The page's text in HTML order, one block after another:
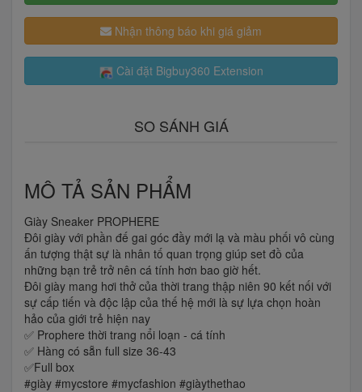
Nhận thông báo khi giá giảm
Cài đặt Bigbuy360 Extension
SO SÁNH GIÁ
MÔ TẢ SẢN PHẨM
Giày Sneaker PROPHERE
Đôi giày với phần đế gai góc đầy mới lạ và màu phối vô cùng
ấn tượng thật sự là nhân tố quan trọng giúp set đồ của
những bạn trẻ trở nên cá tính hơn bao giờ hết.
Đôi giày mang hơi thở của thời trang thập niên 90 kết nối với
sự cấp tiến và độc lập của thế hệ mới là sự lựa chọn hoàn
hảo của giới trẻ hiện nay
✅ Prophere thời trang nổi loạn - cá tính
✅ Hàng có sẵn full size 36-43
✅Full box
#giày #mycstore #mycfashion #giàythethao